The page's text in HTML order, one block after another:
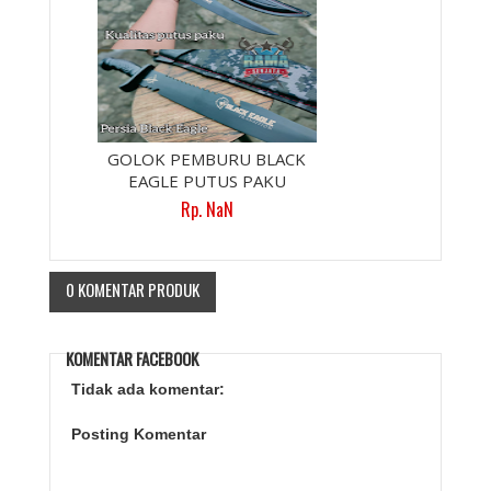
GOLOK PEMBURU BLACK
EAGLE PUTUS PAKU
Rp. NaN
0 KOMENTAR PRODUK
KOMENTAR FACEBOOK
Tidak ada komentar:
Posting Komentar